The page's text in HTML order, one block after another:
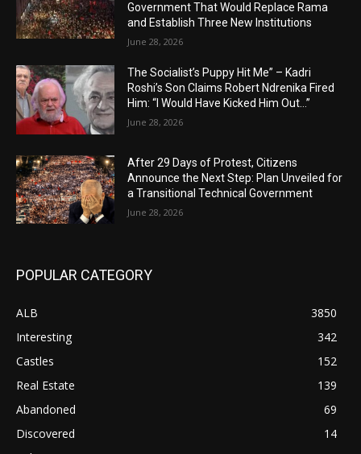
Government That Would Replace Rama
and Establish Three New Institutions
June 28, 2026
The Socialist’s Puppy Hit Me” – Kadri
Roshi’s Son Claims Robert Ndrenika Fired
Him: “I Would Have Kicked Him Out…”
June 28, 2026
After 29 Days of Protest, Citizens
Announce the Next Step: Plan Unveiled for
a Transitional Technical Government
June 28, 2026
POPULAR CATEGORY
ALB
3850
Interesting
342
Castles
152
Real Estate
139
Abandoned
69
Discovered
14